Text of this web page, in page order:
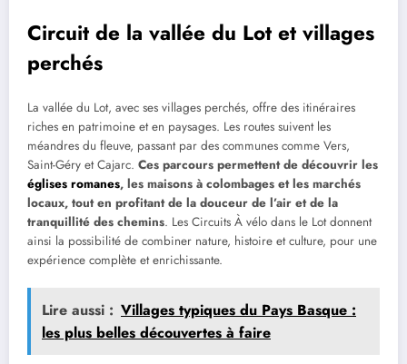
Circuit de la vallée du Lot et villages
perchés
La vallée du Lot, avec ses villages perchés, offre des itinéraires
riches en patrimoine et en paysages. Les routes suivent les
méandres du fleuve, passant par des communes comme Vers,
Saint-Géry et Cajarc. Ces parcours permettent de découvrir les
églises romanes, les maisons à colombages et les marchés
locaux, tout en profitant de la douceur de l’air et de la
tranquillité des chemins. Les Circuits À vélo dans le Lot donnent
ainsi la possibilité de combiner nature, histoire et culture, pour une
expérience complète et enrichissante.
Lire aussi : Villages typiques du Pays Basque :
les plus belles découvertes à faire